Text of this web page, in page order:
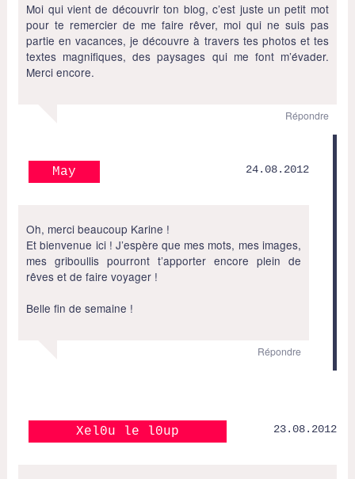
Moi qui vient de découvrir ton blog, c’est juste un petit mot
pour te remercier de me faire rêver, moi qui ne suis pas
partie en vacances, je découvre à travers tes photos et tes
textes magnifiques, des paysages qui me font m’évader.
Merci encore.
Répondre
May 24.08.2012
Oh, merci beaucoup Karine !
Et bienvenue ici ! J’espère que mes mots, mes images,
mes griboullis pourront t’apporter encore plein de
rêves et de faire voyager !
Belle fin de semaine !
Répondre
Xel0u le l0up 23.08.2012